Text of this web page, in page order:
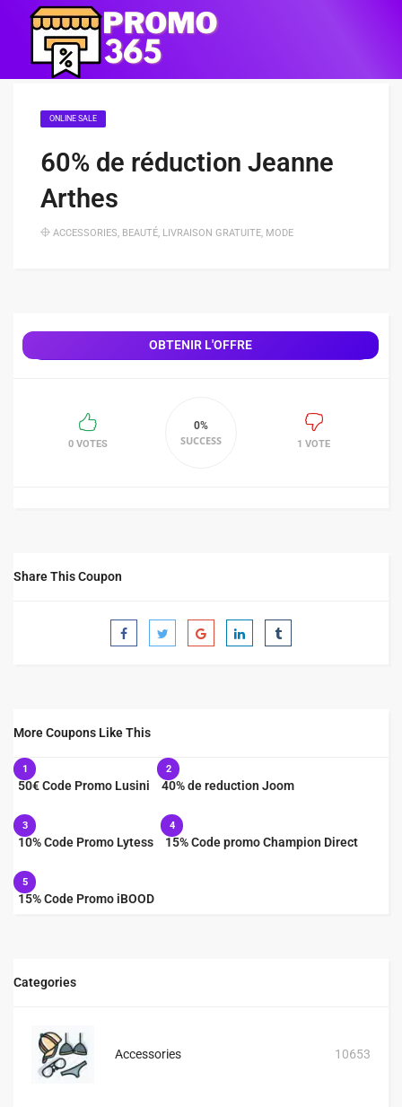
ONLINE SALE
60% de réduction Jeanne
Arthes
ACCESSORIES, BEAUTÉ, LIVRAISON GRATUITE, MODE
OBTENIR L'OFFRE
0 VOTES
0%
SUCCESS 1 VOTE
Share This Coupon
More Coupons Like This
1
50€ Code Promo Lusini
2
40% de reduction Joom
3
10% Code Promo Lytess
4
15% Code promo Champion Direct
5
15% Code Promo iBOOD
Categories
Accessories 10653